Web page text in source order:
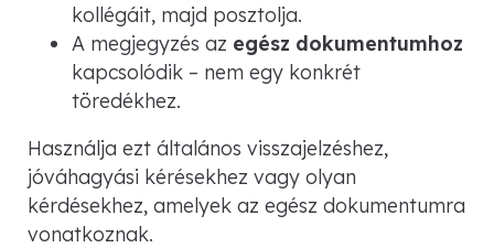
kollégáit, majd posztolja.
A megjegyzés az egész dokumentumhoz
kapcsolódik – nem egy konkrét
töredékhez.
Használja ezt általános visszajelzéshez,
jóváhagyási kérésekhez vagy olyan
kérdésekhez, amelyek az egész dokumentumra
vonatkoznak.